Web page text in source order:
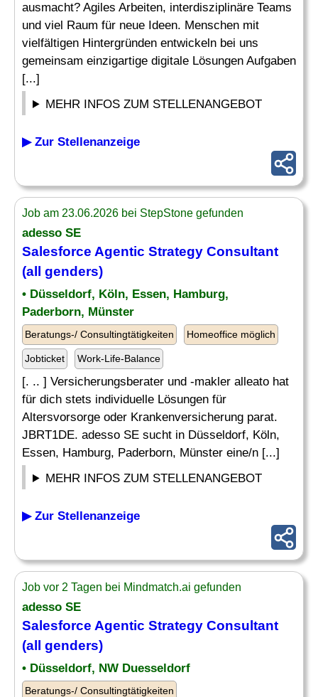
ausmacht? Agiles Arbeiten, interdisziplinäre Teams
und viel Raum für neue Ideen. Menschen mit
vielfältigen Hintergründen entwickeln bei uns
gemeinsam einzigartige digitale Lösungen Aufgaben
[...]
MEHR INFOS ZUM STELLENANGEBOT
▶ Zur Stellenanzeige
Job am 23.06.2026 bei StepStone gefunden
adesso SE
Salesforce Agentic Strategy Consultant
(all genders)
• Düsseldorf, Köln, Essen, Hamburg,
Paderborn, Münster
Beratungs-/ Consultingtätigkeiten Homeoffice möglich
Jobticket Work-Life-Balance
[. .. ] Versicherungsberater und -makler alleato hat
für dich stets individuelle Lösungen für
Altersvorsorge oder Krankenversicherung parat.
JBRT1DE. adesso SE sucht in Düsseldorf, Köln,
Essen, Hamburg, Paderborn, Münster eine/n [...]
MEHR INFOS ZUM STELLENANGEBOT
▶ Zur Stellenanzeige
Job vor 2 Tagen bei Mindmatch.ai gefunden
adesso SE
Salesforce Agentic Strategy Consultant
(all genders)
• Düsseldorf, NW Duesseldorf
Beratungs-/ Consultingtätigkeiten